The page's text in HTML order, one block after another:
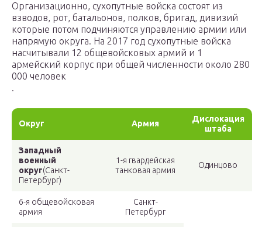
Организационно, сухопутные войска состоят из
взводов, рот, батальонов, полков, бригад, дивизий
которые потом подчиняются управлению армии или
напрямую округа. На 2017 год сухопутные войска
насчитывали 12 общевойсковых армий и 1
армейский корпус при общей численности около 280
000 человек
.
Округ Армия
Дислокация
штаба
Западный
военный
округ(Санкт-
Петербург)
1-я гвардейская
танковая армия
Одинцово
6-я общевойсковая
армия
Санкт-
Петербург